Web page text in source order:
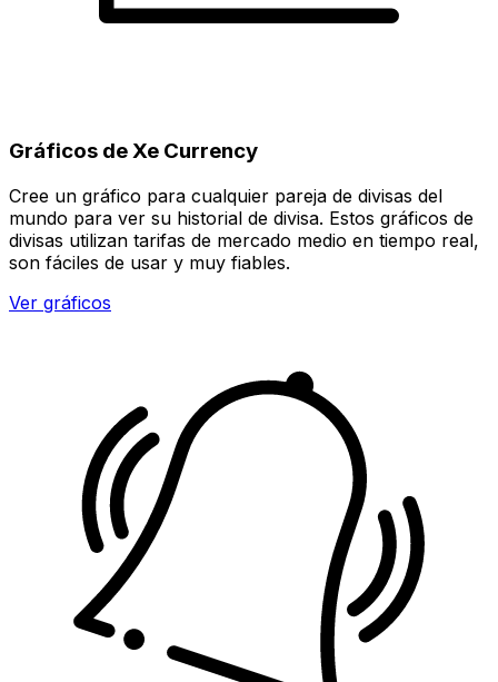
Gráficos de Xe Currency
Cree un gráfico para cualquier pareja de divisas del
mundo para ver su historial de divisa. Estos gráficos de
divisas utilizan tarifas de mercado medio en tiempo real,
son fáciles de usar y muy fiables.
Ver gráficos